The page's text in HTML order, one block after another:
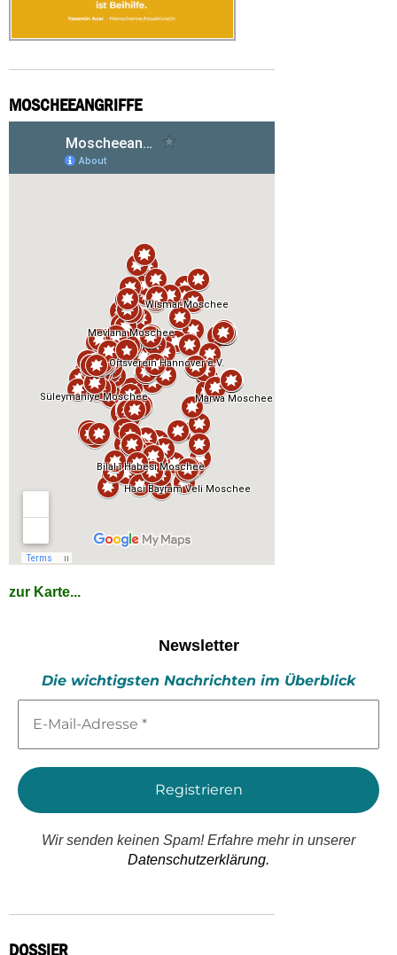
MOSCHEEANGRIFFE
zur Karte...
Newsletter
Die wichtigsten Nachrichten im Überblick
Mail-
*
Wir senden keinen Spam! Erfahre mehr in unserer
Datenschutzerklärung.
DOSSIER